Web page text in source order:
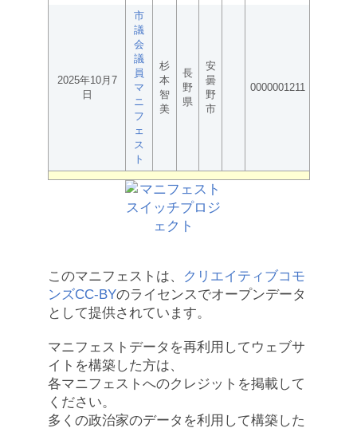
2025年10月7
日
市
議
会
議
員
マ
ニ
フ
ェ
ス
ト
杉
本
智
美
長
野
県
安
曇
野
市
0000001211
このマニフェストは、
クリエイティブコモ
ンズCC-BYのライセンスでオープンデータ
として提供されています。
マニフェストデータを再利用してウェブサ
イトを構築した方は、
各マニフェストへのクレジットを掲載して
ください。
多くの政治家のデータを利用して構築した